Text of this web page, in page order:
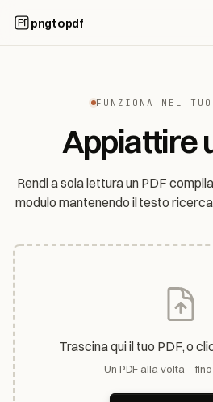
pngtopdf
FUNZIONA NEL TUO
Appiattire
Rendi a sola lettura un PDF
modulo mantenendo il testo
Trascina qui il tuo PDF, o
Un PDF alla volta ·